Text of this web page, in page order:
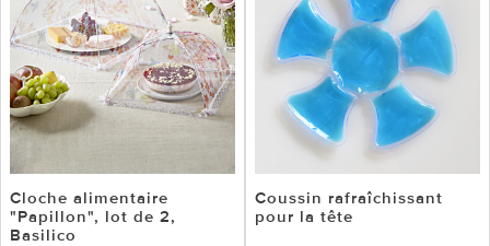
Cloche alimentaire
"Papillon", lot de 2,
Basilico
Coussin rafraîchissant
pour la tête